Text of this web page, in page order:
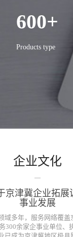
600+
Products type
企业文化
京津冀企业拓展
事业发展
域多年，服务网络覆
300余家企事业单位、